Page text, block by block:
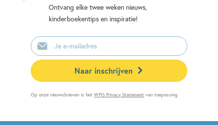
Ontvang elke twee weken nieuws,
kinderboekentips en inspiratie!
E-
mailadres
Naar inschrijven
Op onze nieuwsbrieven is hetWPG Privacy Statement van toepassing.